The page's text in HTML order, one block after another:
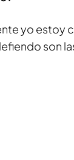
yo estoy
son